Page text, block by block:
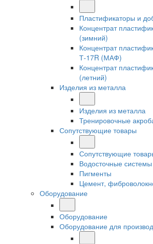
Пластификаторы и
Концентрат
(зимний)
Концентрат
Т-17R (МАФ)
Концентрат
(летний)
Изделия из металла
Изделия из металла
Тренировочные
Сопутствующие товары
Сопутствующие
Водосточные
Пигменты
Цемент,
Оборудование
Оборудование
Оборудование для